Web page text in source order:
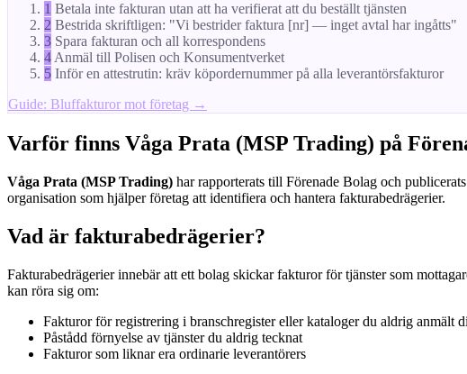
1 Betala inte fakturan utan att ha verifierat att du beställt tjänsten
2 Bestrida skriftligen: "Vi bestrider faktura [nr] — inget avtal har ingåtts"
3 Spara fakturan och all korrespondens
4 Anmäl till Polisen och Konsumentverket
5 Inför en attestrutin: kräv köpordernummer på alla leverantörsfakturor
Guide: Bluffakturor mot företag →
Varför finns Våga Prata (MSP Trading) på
Våga Prata (MSP Trading) har rapporterats till Förenade Bolag och
organisation som hjälper företag att identifiera och hantera fakturabedrägerier.
Vad är fakturabedrägerier?
Fakturabedrägerier innebär att ett bolag skickar fakturor för tjänster som
kan röra sig om:
Fakturor för registrering i branschregister eller kataloger du aldrig anmält
Påstådd förnyelse av tjänster du aldrig tecknat
Fakturor som liknar era ordinarie leverantörers